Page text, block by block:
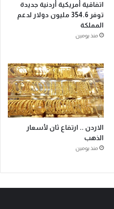
اتفاقية أمريكية أردنية جديدة
توفر 354.6 مليون دولار لدعم
المملكة
منذ يومين
الاردن .. ارتفاع ثان لأسعار
الذهب
منذ يومين